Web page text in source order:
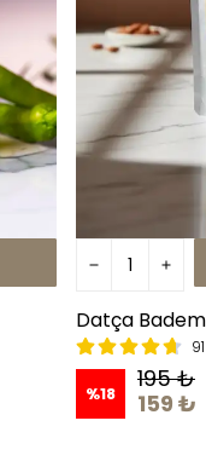
Datça
%18
195 ₺
159 ₺